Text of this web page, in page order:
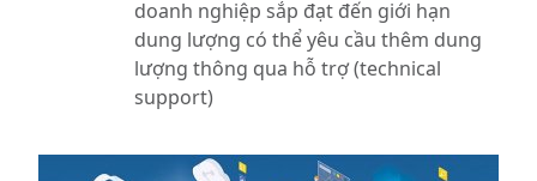
doanh nghiệp sắp đạt đến giới hạn
dung lượng có thể yêu cầu thêm dung
lượng thông qua hỗ trợ (technical
support)